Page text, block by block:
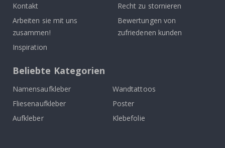
Kontakt
Arbeiten sie mit uns
zusammen!
Inspiration
Recht zu stornieren
Bewertungen von
zufriedenen kunden
Beliebte Kategorien
Namensaufkleber
Wandtattoos
Fliesenaufkleber
Poster
Aufkleber
Klebefolie